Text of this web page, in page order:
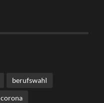
berufswahl
corona